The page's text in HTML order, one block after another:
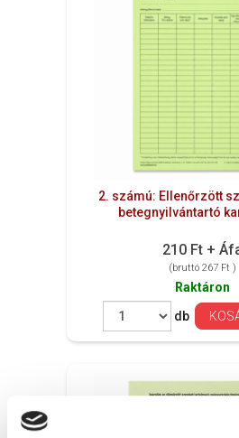
2. számú: Ellenőrzött
betegnyilvántartó
210 Ft +
(bruttó 267 Ft )
Raktáron
db